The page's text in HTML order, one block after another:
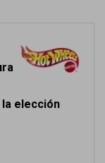
la elección